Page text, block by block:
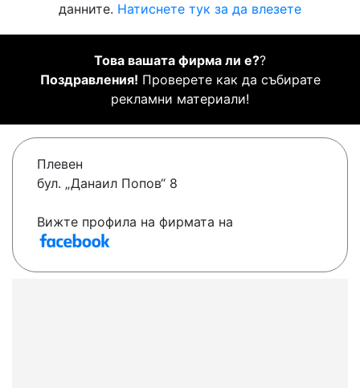
данните. Натиснете тук за да влезете
Това вашата фирма ли е??
Поздравления! Проверете как да събирате
рекламни материали!
Плевен
бул. „Данаил Попов“ 8
Вижте профила на фирмата на